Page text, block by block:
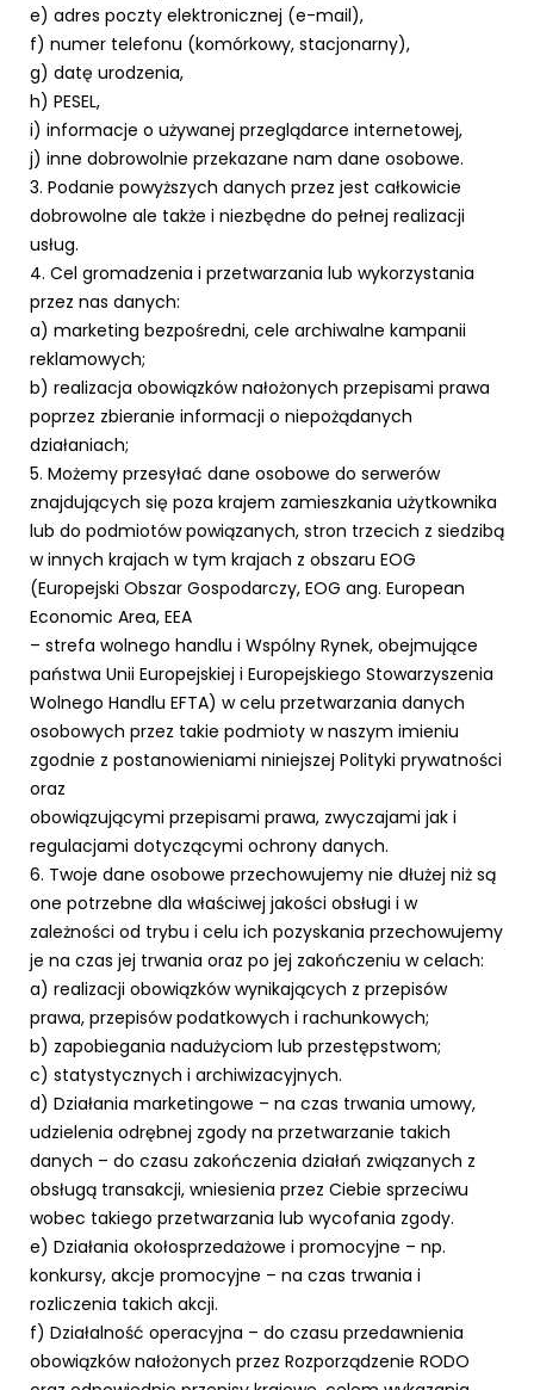
e) adres poczty elektronicznej (e-mail),
f) numer telefonu (komórkowy, stacjonarny),
g) datę urodzenia,
h) PESEL,
i) informacje o używanej przeglądarce internetowej,
j) inne dobrowolnie przekazane nam dane osobowe.
3. Podanie powyższych danych przez jest całkowicie
dobrowolne ale także i niezbędne do pełnej realizacji
usług.
4. Cel gromadzenia i przetwarzania lub wykorzystania
przez nas danych:
a) marketing bezpośredni, cele archiwalne kampanii
reklamowych;
b) realizacja obowiązków nałożonych przepisami prawa
poprzez zbieranie informacji o niepożądanych
działaniach;
5. Możemy przesyłać dane osobowe do serwerów
znajdujących się poza krajem zamieszkania użytkownika
lub do podmiotów powiązanych, stron trzecich z siedzibą
w innych krajach w tym krajach z obszaru EOG
(Europejski Obszar Gospodarczy, EOG ang. European
Economic Area, EEA
– strefa wolnego handlu i Wspólny Rynek, obejmujące
państwa Unii Europejskiej i Europejskiego Stowarzyszenia
Wolnego Handlu EFTA) w celu przetwarzania danych
osobowych przez takie podmioty w naszym imieniu
zgodnie z postanowieniami niniejszej Polityki prywatności
oraz
obowiązującymi przepisami prawa, zwyczajami jak i
regulacjami dotyczącymi ochrony danych.
6. Twoje dane osobowe przechowujemy nie dłużej niż są
one potrzebne dla właściwej jakości obsługi i w
zależności od trybu i celu ich pozyskania przechowujemy
je na czas jej trwania oraz po jej zakończeniu w celach:
a) realizacji obowiązków wynikających z przepisów
prawa, przepisów podatkowych i rachunkowych;
b) zapobiegania nadużyciom lub przestępstwom;
c) statystycznych i archiwizacyjnych.
d) Działania marketingowe – na czas trwania umowy,
udzielenia odrębnej zgody na przetwarzanie takich
danych – do czasu zakończenia działań związanych z
obsługą transakcji, wniesienia przez Ciebie sprzeciwu
wobec takiego przetwarzania lub wycofania zgody.
e) Działania okołosprzedażowe i promocyjne – np.
konkursy, akcje promocyjne – na czas trwania i
rozliczenia takich akcji.
f) Działalność operacyjna – do czasu przedawnienia
obowiązków nałożonych przez Rozporządzenie RODO